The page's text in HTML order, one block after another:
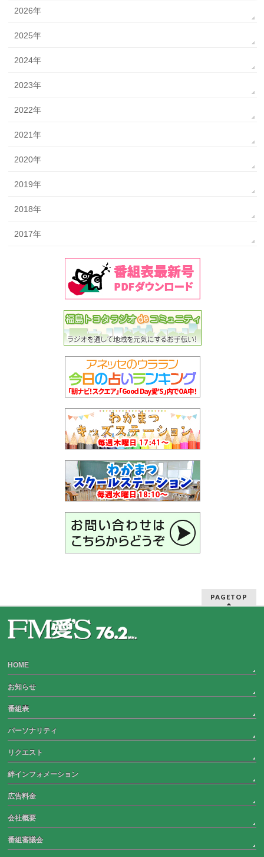
2026年
2025年
2024年
2023年
2022年
2021年
2020年
2019年
2018年
2017年
PAGETOP
HOME
お知らせ
番組表
パーソナリティ
リクエスト
絆インフォメーション
広告料金
会社概要
番組審議会